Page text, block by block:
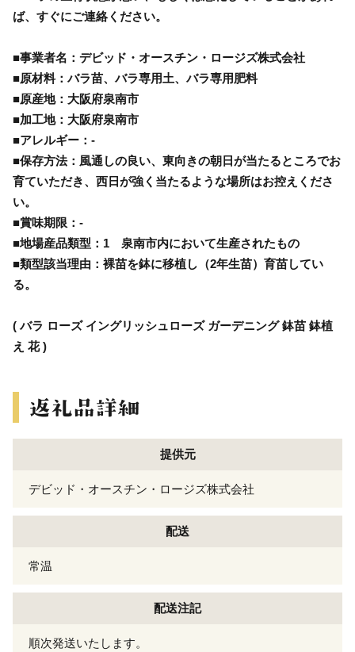
ば、すぐにご連絡ください。
■事業者名：デビッド・オースチン・ロージズ株式会社
■原材料：バラ苗、バラ専用土、バラ専用肥料
■原産地：大阪府泉南市
■加工地：大阪府泉南市
■アレルギー：-
■保存方法：風通しの良い、東向きの朝日が当たるところでお
育ていただき、西日が強く当たるような場所はお控えくださ
い。
■賞味期限：-
■地場産品類型：1 泉南市内において生産されたもの
■類型該当理由：裸苗を鉢に移植し（2年生苗）育苗してい
る。
( バラ ローズ イングリッシュローズ ガーデニング 鉢苗 鉢植
え 花 )
提供元
デビッド・オースチン・ロージズ株式会社
配送
常温
配送注記
順次発送いたします。